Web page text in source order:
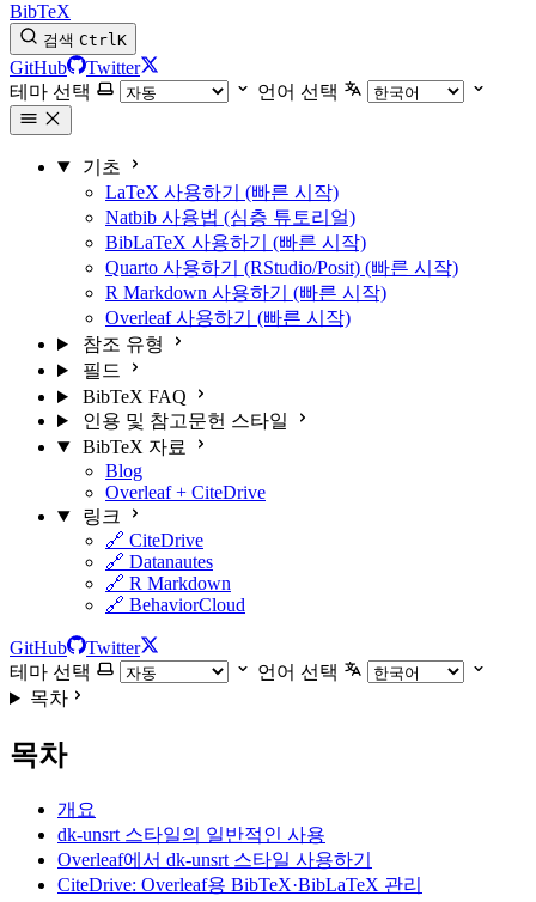
BibTeX
검색 CtrlK
GitHub
Twitter
테마 선택
언어 선택
기초
LaTeX 사용하기 (빠른 시작)
Natbib 사용법 (심층 튜토리얼)
BibLaTeX 사용하기 (빠른 시작)
Quarto 사용하기 (RStudio/Posit) (빠른 시작)
R Markdown 사용하기 (빠른 시작)
Overleaf 사용하기 (빠른 시작)
참조 유형
필드
BibTeX FAQ
인용 및 참고문헌 스타일
BibTeX 자료
Blog
Overleaf + CiteDrive
링크
🔗 CiteDrive
🔗 Datanautes
🔗 R Markdown
🔗 BehaviorCloud
GitHub
Twitter
테마 선택
언어 선택
목차
목차
개요
dk-unsrt 스타일의 일반적인 사용
Overleaf에서 dk-unsrt 스타일 사용하기
CiteDrive: Overleaf용 BibTeX·BibLaTeX 관리